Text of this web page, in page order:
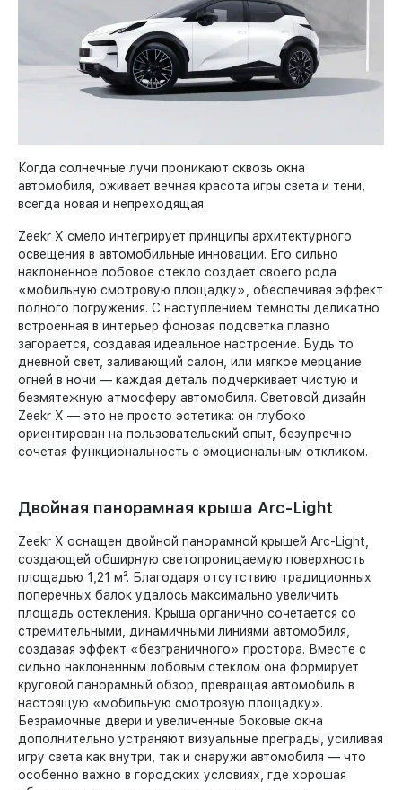
Когда солнечные лучи проникают сквозь окна
автомобиля, оживает вечная красота игры света и тени,
всегда новая и непреходящая.
Zeekr X смело интегрирует принципы архитектурного
освещения в автомобильные инновации. Его сильно
наклоненное лобовое стекло создает своего рода
«мобильную смотровую площадку», обеспечивая эффект
полного погружения. С наступлением темноты деликатно
встроенная в интерьер фоновая подсветка плавно
загорается, создавая идеальное настроение. Будь то
дневной свет, заливающий салон, или мягкое мерцание
огней в ночи — каждая деталь подчеркивает чистую и
безмятежную атмосферу автомобиля. Световой дизайн
Zeekr X — это не просто эстетика: он глубоко
ориентирован на пользовательский опыт, безупречно
сочетая функциональность с эмоциональным откликом.
Двойная панорамная крыша Arc-Light
Zeekr X оснащен двойной панорамной крышей Arc-Light,
создающей обширную светопроницаемую поверхность
площадью 1,21 м². Благодаря отсутствию традиционных
поперечных балок удалось максимально увеличить
площадь остекления. Крыша органично сочетается со
стремительными, динамичными линиями автомобиля,
создавая эффект «безграничного» простора. Вместе с
сильно наклоненным лобовым стеклом она формирует
круговой панорамный обзор, превращая автомобиль в
настоящую «мобильную смотровую площадку».
Безрамочные двери и увеличенные боковые окна
дополнительно устраняют визуальные преграды, усиливая
игру света как внутри, так и снаружи автомобиля — что
особенно важно в городских условиях, где хорошая